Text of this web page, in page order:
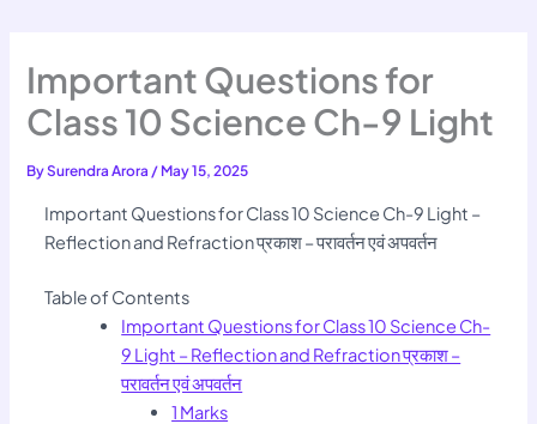
Important Questions for
Class 10 Science Ch-9 Light
BySurendra Arora/ May 15, 2025
Important Questions for Class 10 Science Ch-9 Light –
Reflection and Refraction प्रकाश – परावर्तन एवं अपवर्तन
Table of Contents
Important Questions for Class 10 Science Ch-
9 Light – Reflection and Refraction प्रकाश –
परावर्तन एवं अपवर्तन
1 Marks